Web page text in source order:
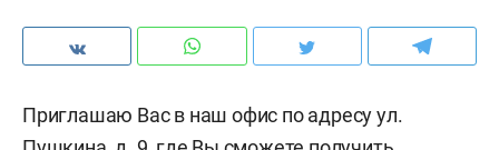
Приглашаю Вас в наш офис по адресу ул.